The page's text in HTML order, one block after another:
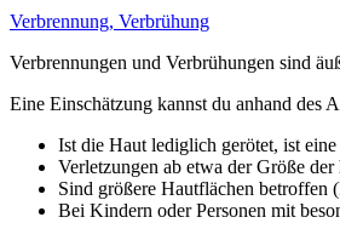
Verbrennung, Verbrühung
Verbrennungen und Verbrühungen sind
Eine Einschätzung kannst du anhand des
Ist die Haut lediglich gerötet, ist
Verletzungen ab etwa der Größe
Sind größere Hautflächen betroffen
Bei Kindern oder Personen mit